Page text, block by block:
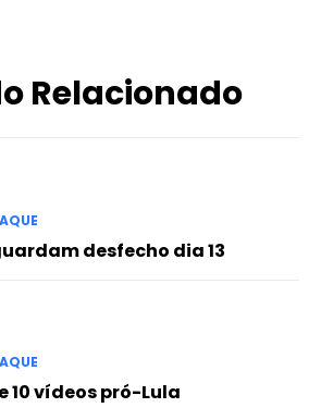
Relacionado
desfecho dia 13
10 vídeos pró-Lula